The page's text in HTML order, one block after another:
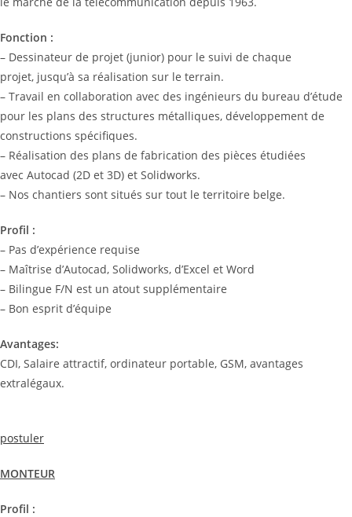
Fonction :
– Dessinateur de projet (junior) pour le suivi de chaque
projet, jusqu’à sa réalisation sur le terrain.
– Travail en collaboration avec des ingénieurs du bureau d’étude
pour les plans des structures métalliques, développement de
constructions spécifiques.
– Réalisation des plans de fabrication des pièces étudiées
avec Autocad (2D et 3D) et Solidworks.
– Nos chantiers sont situés sur tout le territoire belge.
Profil :
– Pas d’expérience requise
– Maîtrise d’Autocad, Solidworks, d’Excel et Word
– Bilingue F/N est un atout supplémentaire
– Bon esprit d’équipe
Avantages:
CDI, Salaire attractif, ordinateur portable, GSM, avantages
extralégaux.
postuler
MONTEUR
Profil :